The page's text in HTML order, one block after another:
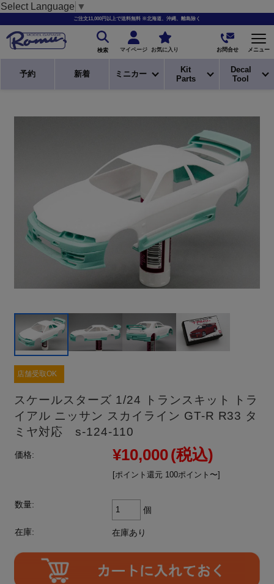
Select Language ▼
ご注文11,000円以上で送料無料 ※北海道、沖縄、離島除く
検索 マイページ お気に入り お問合せ メニュー
予約 新着 ミニカー
Kit
Parts
Decal
Tool
店舗受取OK
スケールスターズ 1/24 トランスキット トラ
イアル ニッサン スカイライン GT-R R33 タ
ミヤ対応 s-124-110
価格: ¥10,000(税込)
[ポイント還元 100ポイント〜]
数量:
個
在庫: 在庫あり